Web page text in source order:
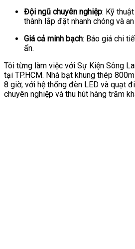
Đội ngũ chuyên nghiệp: Kỹ
thành lắp đặt nhanh chóng và
Giá cả minh bạch: Báo giá chi
ẩn.
Tôi từng làm việc với Sự Kiện Sông
tại TP.HCM. Nhà bạt khung thép
8 giờ, với hệ thống đèn LED và quạt
chuyên nghiệp và thu hút hàng trăm